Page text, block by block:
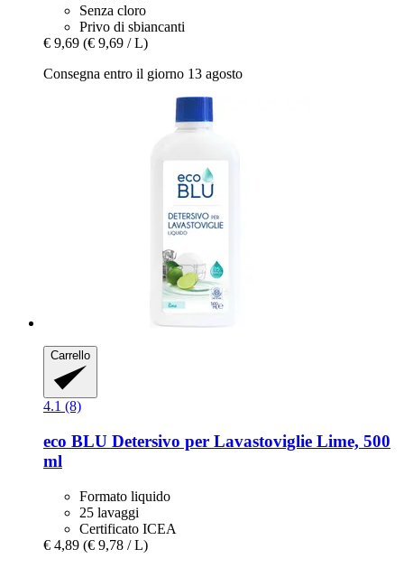
Senza cloro
Privo di sbiancanti
€ 9,69 (€ 9,69 / L)
Consegna entro il giorno 13 agosto
Carrello
4.1 (8)
eco BLU Detersivo per Lavastoviglie Lime, 500
ml
Formato liquido
25 lavaggi
Certificato ICEA
€ 4,89 (€ 9,78 / L)